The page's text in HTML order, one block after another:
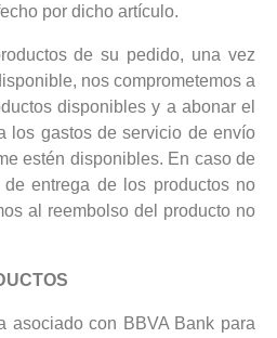
por dicho artículo.
de su pedido, una vez
nos comprometemos a
disponibles y a abonar el
los gastos de servicio de envío
estén disponibles. En caso de
entrega de los productos no
al reembolso del producto no
asociado con BBVA Bank para